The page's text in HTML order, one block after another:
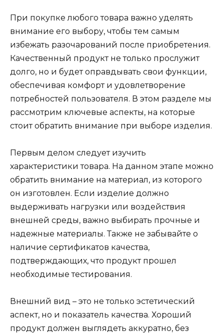
При покупке любого товара важно уделять
внимание его выбору, чтобы тем самым
избежать разочарований после приобретения.
Качественный продукт не только прослужит
долго, но и будет оправдывать свои функции,
обеспечивая комфорт и удовлетворение
потребностей пользователя. В этом разделе мы
рассмотрим ключевые аспекты, на которые
стоит обратить внимание при выборе изделия.
Первым делом следует изучить
характеристики товара. На данном этапе можно
обратить внимание на материал, из которого
он изготовлен. Если изделие должно
выдерживать нагрузки или воздействия
внешней среды, важно выбирать прочные и
надежные материалы. Также не забывайте о
наличие сертификатов качества,
подтверждающих, что продукт прошел
необходимые тестирования.
Внешний вид – это не только эстетический
аспект, но и показатель качества. Хороший
продукт должен выглядеть аккуратно, без